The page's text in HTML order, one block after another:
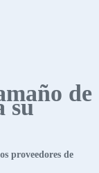
de
su
proveedores de